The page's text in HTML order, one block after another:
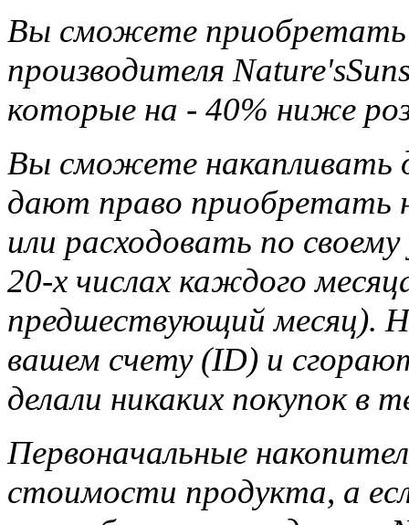
Вы сможете приобретать
производителя
которые на - 40% ниже
Вы сможете накапливать
дают право приобретать
или расходовать по
20-х числах каждого
предшествующий месяц).
вашем счету (ID) и
делали никаких покупок в
Первоначальные
стоимости продукта, а